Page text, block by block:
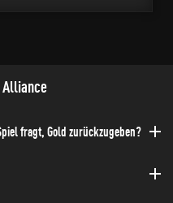
Alliance
fragt, Gold zurückzugeben?